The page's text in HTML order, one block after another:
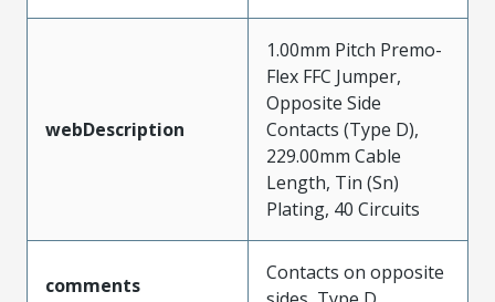
webDescription
1.00mm Pitch Premo-
Flex FFC Jumper,
Opposite Side
Contacts (Type D),
229.00mm Cable
Length, Tin (Sn)
Plating, 40 Circuits
comments
Contacts on opposite